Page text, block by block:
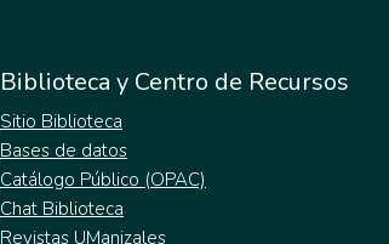
Biblioteca y Centro de Recursos
Sitio Biblioteca
Bases de datos
Catálogo Público (OPAC)
Chat Biblioteca
Revistas UManizales